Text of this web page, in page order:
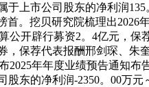
于上市公司股东的净利润
。挖贝研究院梳理出
公开辟行募资2。4亿元，
保荐代表报酬邢剑琛、朱
年年度业绩预告通知
东的净利润-2350。00万